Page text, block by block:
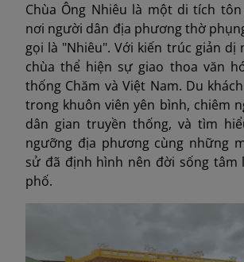
Chùa Ông Nhiêu là một di tích
nơi người dân địa phương thờ
gọi là "Nhiêu". Với kiến trúc giản dị
chùa thể hiện sự giao thoa văn
thống Chăm và Việt Nam. Du
trong khuôn viên yên bình, chiêm
dân gian truyền thống, và tìm
ngưỡng địa phương cùng những
sử đã định hình nên đời sống tâm
phố.